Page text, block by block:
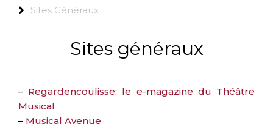
Sites Généraux
Sites généraux
– Regardencoulisse: le e-magazine du Théâtre
Musical
– Musical Avenue